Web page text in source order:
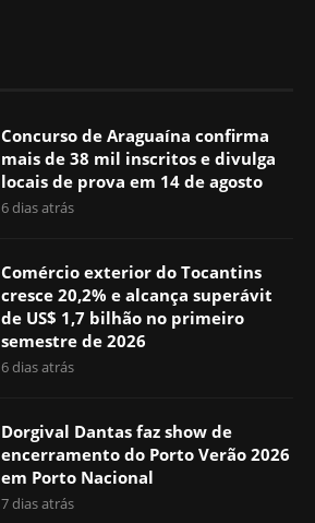
Concurso de Araguaína confirma
mais de 38 mil inscritos e divulga
locais de prova em 14 de agosto
6 dias atrás
Comércio exterior do Tocantins
cresce 20,2% e alcança superávit
de US$ 1,7 bilhão no primeiro
semestre de 2026
6 dias atrás
Dorgival Dantas faz show de
encerramento do Porto Verão 2026
em Porto Nacional
7 dias atrás